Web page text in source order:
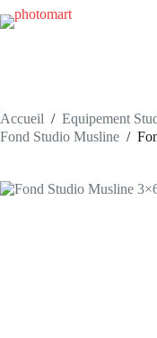
Passer
au
Accueil / Equipement
Fond Studio Musline /